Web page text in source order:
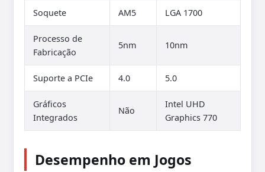
Soquete AM5 LGA 1700
Processo de
Fabricação
5nm 10nm
Suporte a PCIe 4.0 5.0
Gráficos
Integrados
Não
Intel UHD
Graphics 770
Desempenho em Jogos